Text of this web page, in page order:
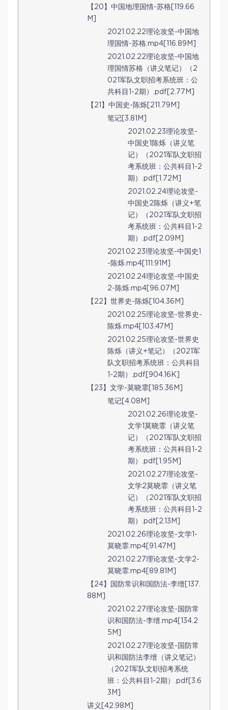
【20】中国地理国情-苏格[119.66
M]
2021.02.22理论攻坚-中国地
理国情-苏格.mp4[116.89M]
2021.02.22理论攻坚-中国地
理国情苏格（讲义笔记）（2
021军队文职招考系统班：公
共科目1-2期）.pdf[2.77M]
【21】中国史-陈烁[211.79M]
笔记[3.81M]
2021.02.23理论攻坚-
中国史1陈烁（讲义笔
记）（2021军队文职招
考系统班：公共科目1-2
期）.pdf[1.72M]
2021.02.24理论攻坚-
中国史2陈烁（讲义+笔
记）（2021军队文职招
考系统班：公共科目1-2
期）.pdf[2.09M]
2021.02.23理论攻坚-中国史1
-陈烁.mp4[111.91M]
2021.02.24理论攻坚-中国史
2-陈烁.mp4[96.07M]
【22】世界史-陈烁[104.36M]
2021.02.25理论攻坚-世界史-
陈烁.mp4[103.47M]
2021.02.25理论攻坚-世界史
陈烁（讲义+笔记）（2021军
队文职招考系统班：公共科目
1-2期）.pdf[904.16K]
【23】文学-莫晓霏[185.36M]
笔记[4.08M]
2021.02.26理论攻坚-
文学1莫晓霏（讲义笔
记）（2021军队文职招
考系统班：公共科目1-2
期）.pdf[1.95M]
2021.02.27理论攻坚-
文学2莫晓霏（讲义笔
记）（2021军队文职招
考系统班：公共科目1-2
期）.pdf[2.13M]
2021.02.26理论攻坚-文学1-
莫晓霏.mp4[91.47M]
2021.02.27理论攻坚-文学2-
莫晓霏.mp4[89.81M]
【24】国防常识和国防法-李缙[137.
88M]
2021.02.27理论攻坚-国防常
识和国防法-李缙.mp4[134.2
5M]
2021.02.27理论攻坚-国防常
识和国防法李缙（讲义笔记）
（2021军队文职招考系统
班：公共科目1-2期）.pdf[3.6
3M]
讲义[42.98M]